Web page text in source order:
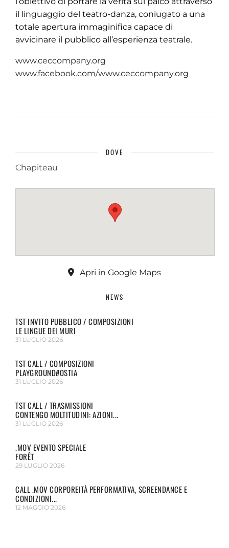
il linguaggio del teatro-danza, coniugato a una
totale apertura immaginifica capace di
avvicinare il pubblico all’esperienza teatrale.
www.ceccompany.org
www.facebook.com/www.ceccompany.org
DOVE
Chapiteau
Apri in Google Maps
NEWS
TST INVITO PUBBLICO / COMPOSIZIONI
LE LINGUE DEI MURI
31 LUGLIO 2026
TST CALL / COMPOSIZIONI
PLAYGROUND#OSTIA
31 LUGLIO 2026
TST CALL / TRASMISSIONI
CONTENGO MOLTITUDINI: AZIONI...
31 LUGLIO 2026
.MOV EVENTO SPECIALE
FORÊT
29 LUGLIO 2026
CALL .MOV CORPOREITÀ PERFORMATIVA, SCREENDANCE E
CONDIZIONI...
12 MAGGIO 2026